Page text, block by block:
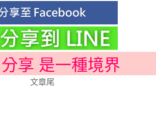
享 是一種境界
文章尾